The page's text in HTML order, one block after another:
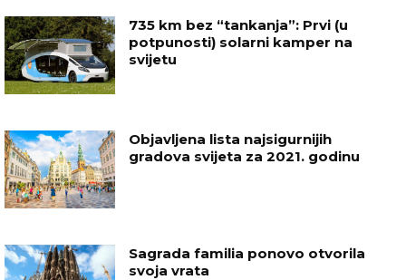
735 km bez “tankanja”: Prvi (u
potpunosti) solarni kamper na
svijetu
Objavljena lista najsigurnijih
gradova svijeta za 2021. godinu
Sagrada familia ponovo otvorila
svoja vrata